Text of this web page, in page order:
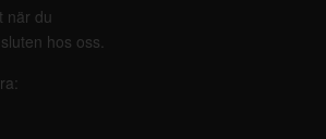
när du
hos oss.